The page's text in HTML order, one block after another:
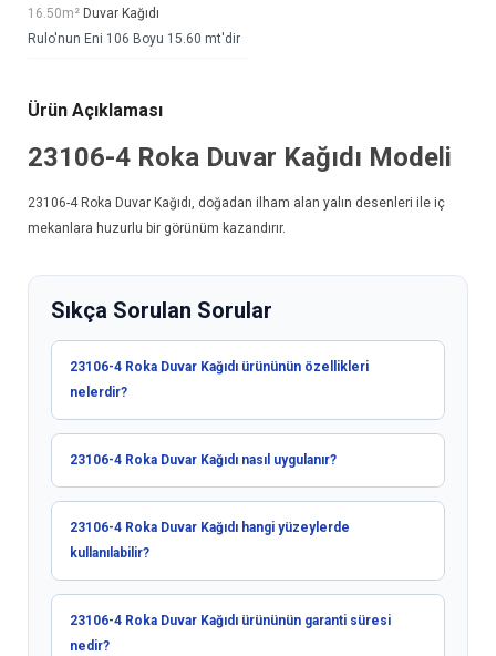
16.50m² Duvar Kağıdı
Rulo'nun Eni 106 Boyu 15.60 mt'dir
Ürün Açıklaması
23106-4 Roka Duvar Kağıdı Modeli
23106-4Roka Duvar Kağıdı , doğadan ilham alan yalın desenleri ile iç
mekanlara huzurlu bir görünüm kazandırır.
Sıkça Sorulan Sorular
23106-4 Roka Duvar Kağıdı ürününün özellikleri
nelerdir?
23106-4 Roka Duvar Kağıdı nasıl uygulanır?
23106-4 Roka Duvar Kağıdı hangi yüzeylerde
kullanılabilir?
23106-4 Roka Duvar Kağıdı ürününün garanti süresi
nedir?